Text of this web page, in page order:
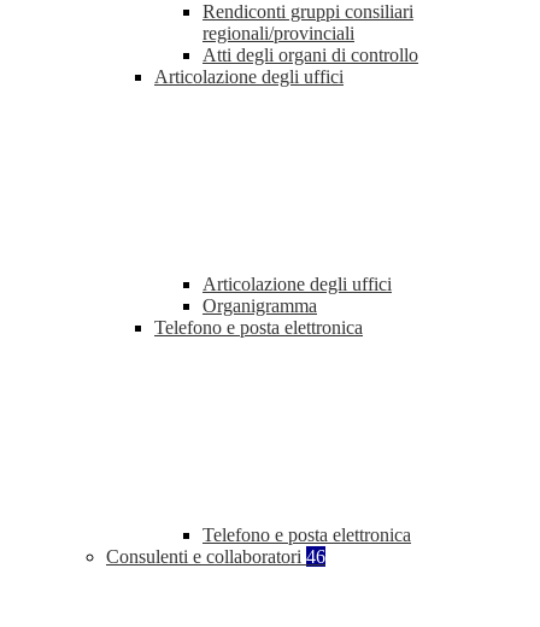
Rendiconti gruppi consiliari
regionali/provinciali
Atti degli organi di controllo
Articolazione degli uffici
Articolazione degli uffici
Organigramma
Telefono e posta elettronica
Telefono e posta elettronica
Consulenti e collaboratori 46